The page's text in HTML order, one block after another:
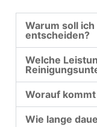
Warum soll
entscheiden?
Welche
Worauf
Wie lange